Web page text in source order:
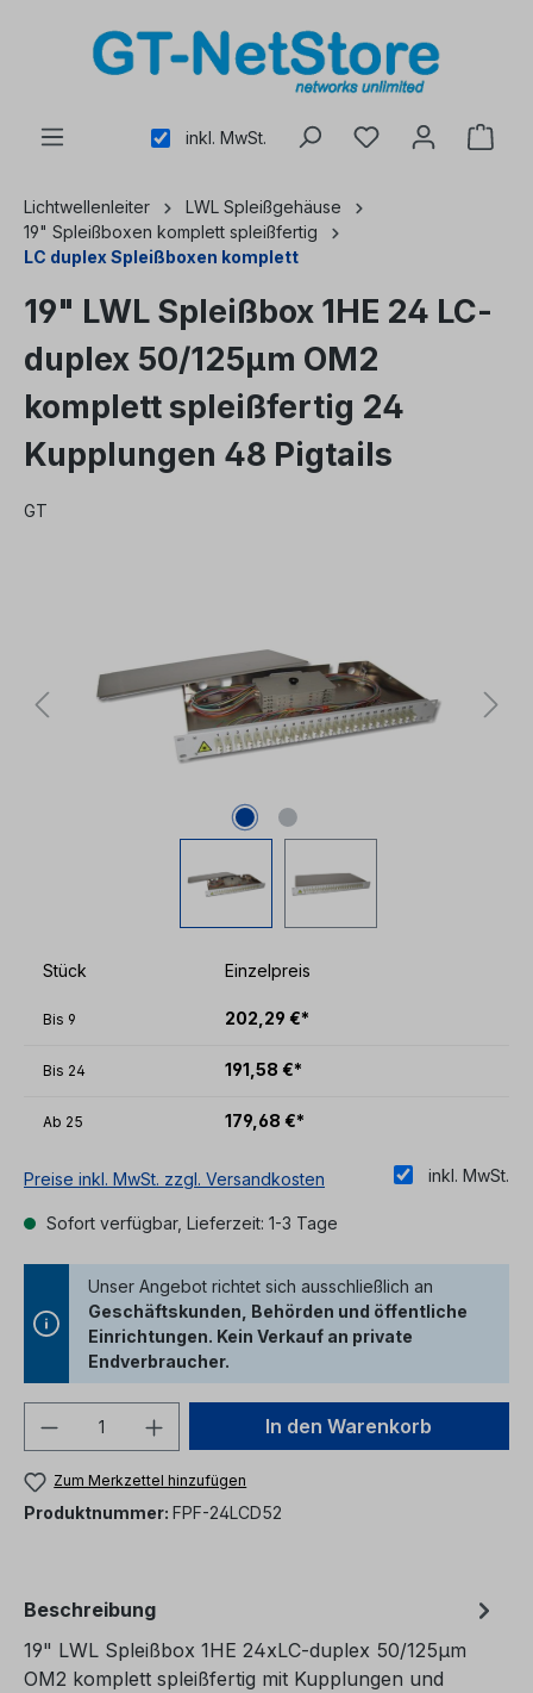
inkl. MwSt.
Lichtwellenleiter
LWL Spleißgehäuse
19" Spleißboxen komplett spleißfertig
LC duplex Spleißboxen komplett
19" LWL Spleißbox 1HE 24 LC-
duplex 50/125µm OM2
komplett spleißfertig 24
Kupplungen 48 Pigtails
GT
Stück Einzelpreis
Bis 9 202,29 €*
Bis 24 191,58 €*
Ab 25 179,68 €*
inkl. MwSt.
Preise inkl. MwSt. zzgl. Versandkosten
Sofort verfügbar, Lieferzeit: 1-3 Tage
Unser Angebot richtet sich ausschließlich an
Geschäftskunden, Behörden und öffentliche
Einrichtungen. Kein Verkauf an private
Endverbraucher.
Produkt Anzahl: Gib denIn den Warenkorb
Zum Merkzettel hinzufügen
Produktnummer: FPF-24LCD52
Beschreibung
19" LWL Spleißbox 1HE 24xLC-duplex 50/125µm
OM2 komplett spleißfertig mit Kupplungen und